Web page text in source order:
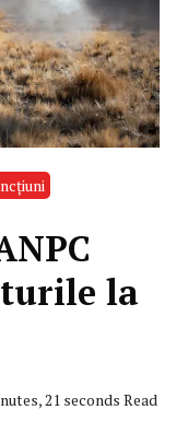
la
21 seconds Read